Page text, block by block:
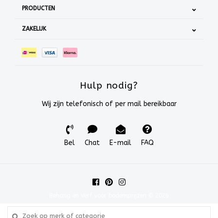
PRODUCTEN
ZAKELIJK
Hulp nodig?
Wij zijn telefonisch of per mail bereikbaar
Bel Chat E-mail FAQ